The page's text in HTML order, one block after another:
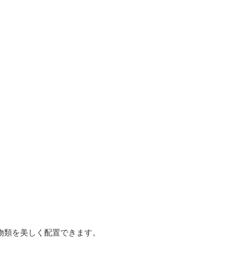
を美しく配置できます。